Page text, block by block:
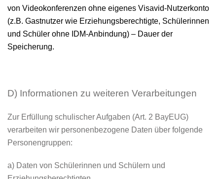
von Videokonferenzen ohne eigenes Visavid-Nutzerkonto
(z.B. Gastnutzer wie Erziehungsberechtigte, Schülerinnen
und Schüler ohne IDM-Anbindung) – Dauer der
Speicherung.
D) Informationen zu weiteren Verarbeitungen
Zur Erfüllung schulischer Aufgaben (Art. 2 BayEUG)
verarbeiten wir personenbezogene Daten über folgende
Personengruppen:
a) Daten von Schülerinnen und Schülern und